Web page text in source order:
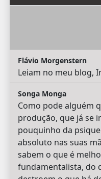
Flávio Morgenstern
Leiam no meu blog,
Songa Monga
Como pode alguém
produção, que já se
pouquinho da
absoluto nas suas
sabem o que é
fundamentalista, do